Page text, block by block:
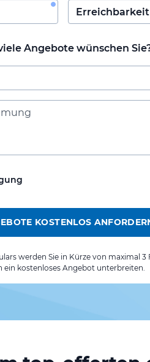
Angebote wünschen
KOSTENLOS
werden Sie in Kürze von maximal
ein kostenloses Angebot unterbreiten.